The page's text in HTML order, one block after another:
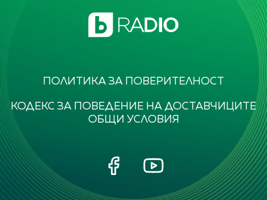
ПОЛИТИКА ЗА ПОВЕРИТЕЛНОСТ
КОДЕКС ЗА ПОВЕДЕНИЕ НА ДОСТАВЧИЦИТЕ
ОБЩИ УСЛОВИЯ